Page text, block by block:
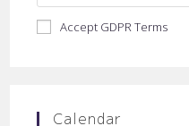
Accept GDPR Terms
Calendar